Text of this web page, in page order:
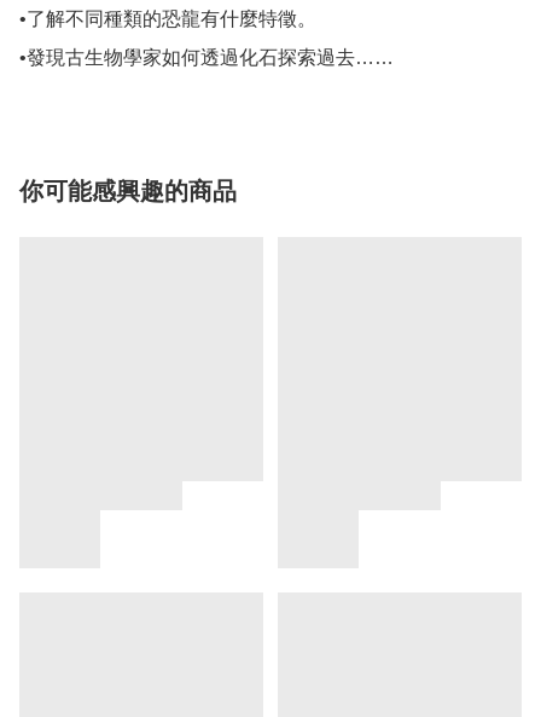
•了解不同種類的恐龍有什麼特徵。
•發現古生物學家如何透過化石探索過去……
你可能感興趣的商品